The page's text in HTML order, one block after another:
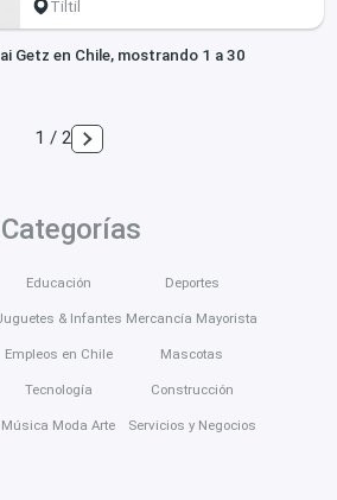
Tiltil
Getz en Chile, mostrando 1 a 30
1 / 2
Categorías
Educación
& Infantes
Empleos en Chile
Tecnología
Música Moda Arte
Deportes
Mercancía Mayorista
Mascotas
Construcción
Servicios y Negocios